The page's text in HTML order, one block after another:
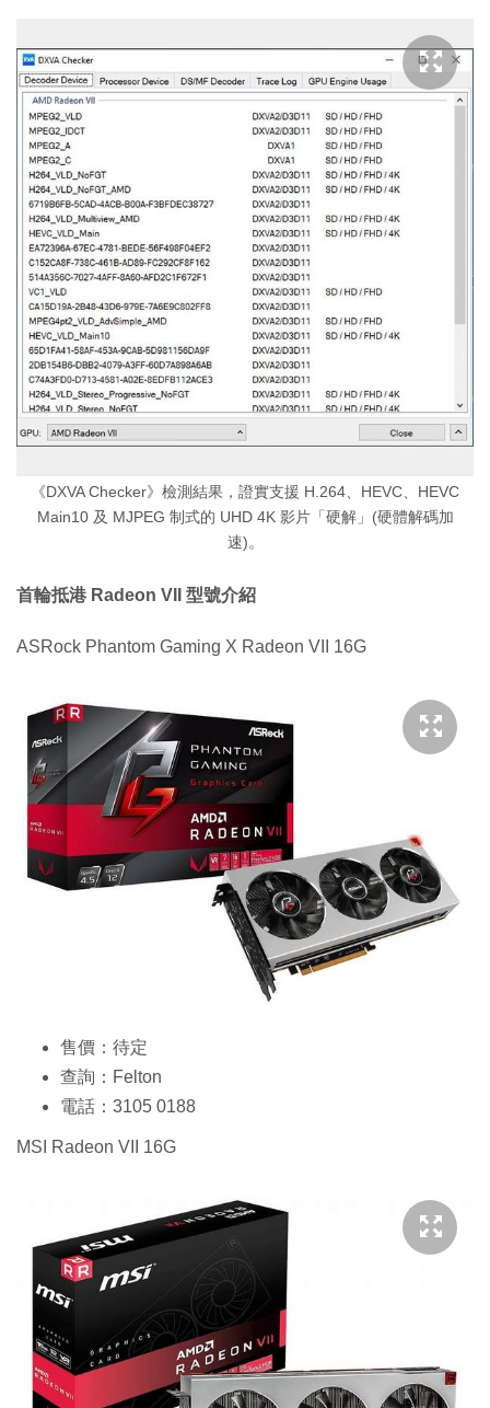
《DXVA Checker》檢測結果，證實支援 H.264、HEVC、HEVC
Main10 及 MJPEG 制式的 UHD 4K 影片「硬解」(硬體解碼加
速)。
首輪抵港 Radeon VII 型號介紹
ASRock Phantom Gaming X Radeon VII 16G
售價：待定
查詢：Felton
電話：3105 0188
MSI Radeon VII 16G